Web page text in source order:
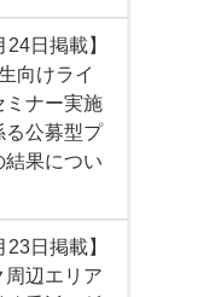
24日掲載】
向けライ
ミナー実施
る公募型プ
結果につい
23日掲載】
周辺エリア